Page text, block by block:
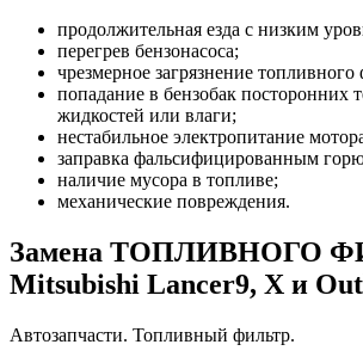
продолжительная езда с низким
перегрев бензонасоса;
чрезмерное загрязнение топливного
попадание в бензобак посторонних
жидкостей или влаги;
нестабильное электропитание
заправка фальсифицированным
наличие мусора в топливе;
механические повреждения.
Замена ТОПЛИВНОГО
Mitsubishi Lancer9, X и
Автозапчасти. Топливный фильтр.